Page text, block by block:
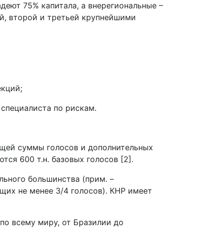
75% капитала, а внерегиональные –
второй и третьей крупнейшими
по рискам.
суммы голосов и дополнительных
600 т.н. базовых голосов [2].
большинства (прим. –
не менее 3/4 голосов). КНР имеет
всему миру, от Бразилии до